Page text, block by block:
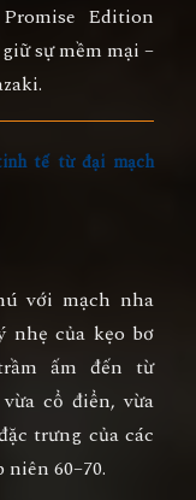
Edition
sự mềm mại –
tế từ đại mạch
vớimạch nha
nhẹ của kẹo bơ
ấm đến từ
cổ điển, vừa
trưng của các
60–70.